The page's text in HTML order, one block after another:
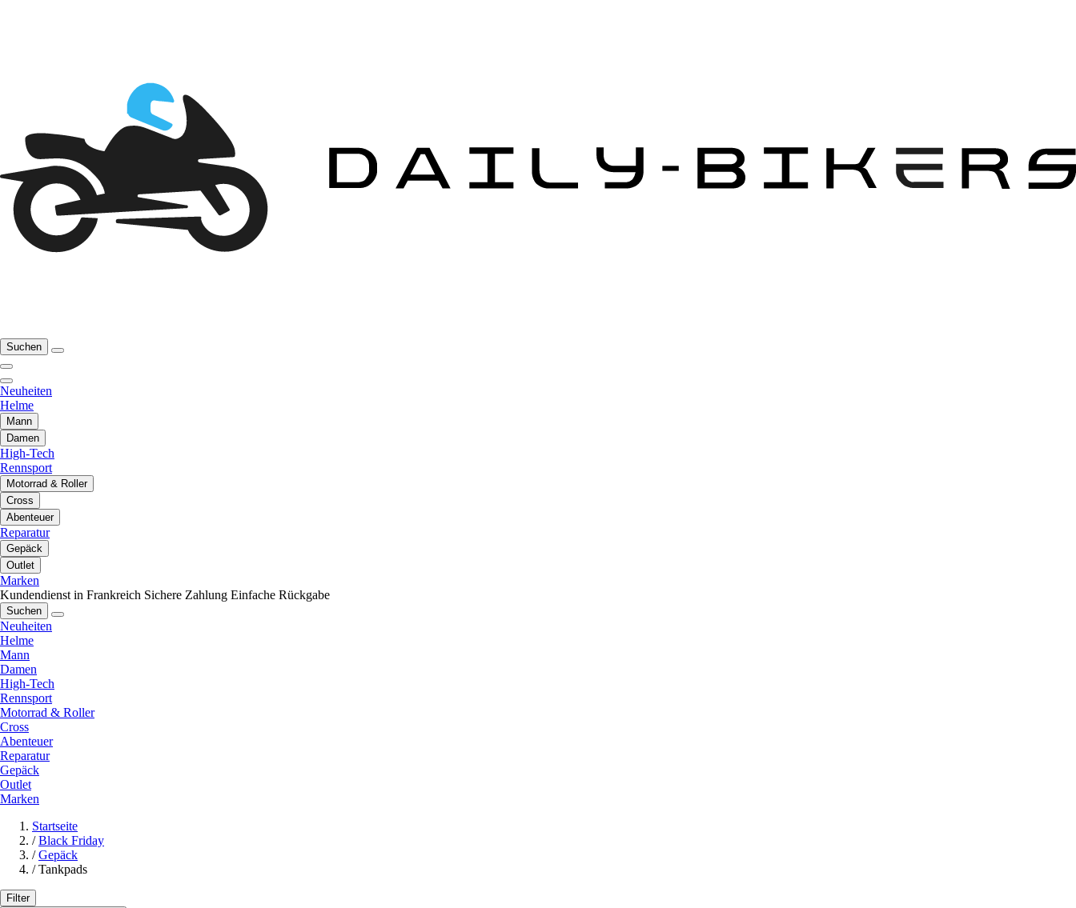
Suchen
Neuheiten
Helme
Mann
Damen
High-Tech
Rennsport
Motorrad & Roller
Cross
Abenteuer
Reparatur
Gepäck
Outlet
Marken
Kundendienst in Frankreich Sichere Zahlung Einfache Rückgabe
Suchen
Neuheiten
Helme
Mann
Damen
High-Tech
Rennsport
Motorrad & Roller
Cross
Abenteuer
Reparatur
Gepäck
Outlet
Marken
Startseite
/ Black Friday
/ Gepäck
/ Tankpads
Filter